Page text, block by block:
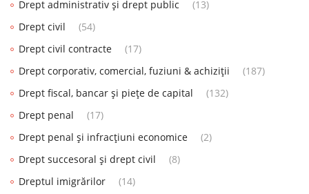
Drept administrativ și drept public
(13)
Drept civil
(54)
Drept civil contracte
(17)
Drept corporativ, comercial, fuziuni & achiziții
(187)
Drept fiscal, bancar și piețe de capital
(132)
Drept penal
(17)
Drept penal și infracțiuni economice
(2)
Drept succesoral și drept civil
(8)
Dreptul imigrărilor
(14)